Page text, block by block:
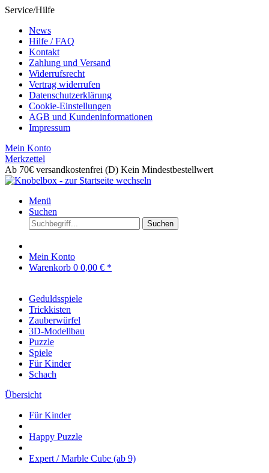
Service/Hilfe
News
Hilfe / FAQ
Kontakt
Zahlung und Versand
Widerrufsrecht
Vertrag widerrufen
Datenschutzerklärung
Cookie-Einstellungen
AGB und Kundeninformationen
Impressum
Mein Konto
Merkzettel
Ab 70€ versandkostenfrei (D) Kein Mindestbestellwert
Menü
Suchen
Suchen
Mein Konto
Warenkorb 0 0,00 € *
Geduldsspiele
Trickkisten
Zauberwürfel
3D-Modellbau
Puzzle
Spiele
Für Kinder
Schach
Übersicht
Für Kinder
Happy Puzzle
Expert / Marble Cube (ab 9)